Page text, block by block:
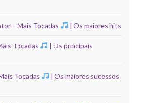
– Mais Tocadas | Os maiores hits
Tocadas
| Os principais
Tocadas
| Os maiores sucessos